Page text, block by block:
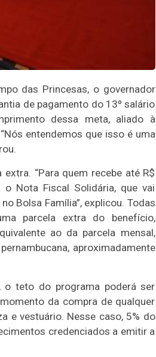
das Princesas, o governador
de pagamento do 13º salário
dessa meta, aliado à
entendemos que isso é uma
“Para quem recebe até R$
Nota Fiscal Solidária, que vai
Bolsa Família”, explicou. Todas
parcela extra do benefício,
ao da parcela mensal,
aproximadamente
o teto do programa poderá ser
da compra de qualquer
e vestuário. Nesse caso, 5% do
credenciados a emitir a